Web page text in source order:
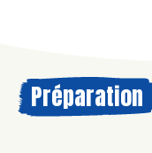
Préparation